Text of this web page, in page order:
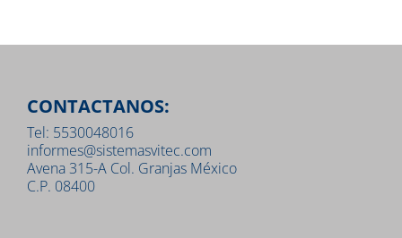
CONTACTANOS:
Tel: 5530048016
informes@sistemasvitec.com
Avena 315-A Col. Granjas México
C.P. 08400